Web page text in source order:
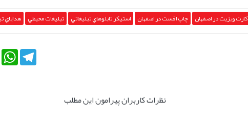
کارت ويزيت در اصفهان چاپ افست در اصفهان استيکر تابلوهاي تبليغاتي تبليغات محيطي هداياي
Telegram
نظرات کاربران پیرامون این مطلب